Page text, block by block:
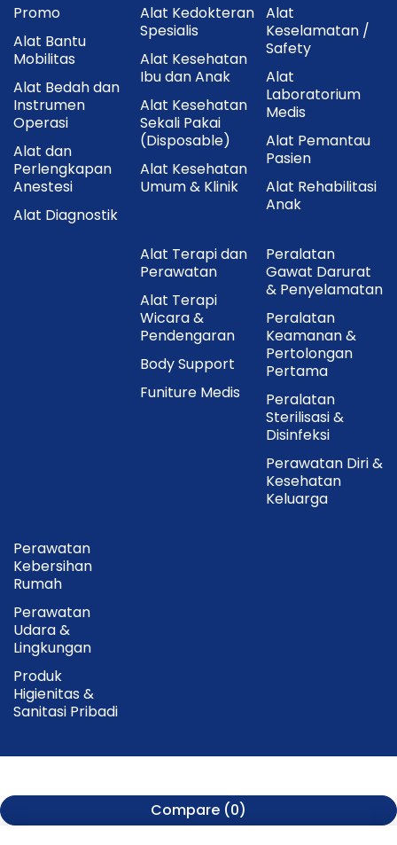
Promo
Alat Bantu
Mobilitas
Alat Bedah dan
Instrumen
Operasi
Alat dan
Perlengkapan
Anestesi
Alat Diagnostik
Alat Kedokteran
Spesialis
Alat Kesehatan
Ibu dan Anak
Alat Kesehatan
Sekali Pakai
(Disposable)
Alat Kesehatan
Umum & Klinik
Alat
Keselamatan /
Safety
Alat
Laboratorium
Medis
Alat Pemantau
Pasien
Alat Rehabilitasi
Anak
Alat Terapi dan
Perawatan
Alat Terapi
Wicara &
Pendengaran
Body Support
Funiture Medis
Peralatan
Gawat Darurat
& Penyelamatan
Peralatan
Keamanan &
Pertolongan
Pertama
Peralatan
Sterilisasi &
Disinfeksi
Perawatan Diri &
Kesehatan
Keluarga
Perawatan
Kebersihan
Rumah
Perawatan
Udara &
Lingkungan
Produk
Higienitas &
Sanitasi Pribadi
Compare (0)